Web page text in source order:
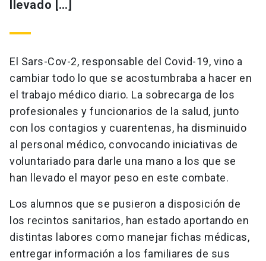
llevado […]
El Sars-Cov-2, responsable del Covid-19, vino a
cambiar todo lo que se acostumbraba a hacer en
el trabajo médico diario. La sobrecarga de los
profesionales y funcionarios de la salud, junto
con los contagios y cuarentenas, ha disminuido
al personal médico, convocando iniciativas de
voluntariado para darle una mano a los que se
han llevado el mayor peso en este combate.
Los alumnos que se pusieron a disposición de
los recintos sanitarios, han estado aportando en
distintas labores como manejar fichas médicas,
entregar información a los familiares de sus